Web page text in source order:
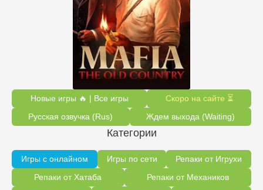
Новые игры 🔥 | Все игры
Скоро на сайте ⏳
Русская озвучка (Rus)
Ждем выхода (Waiting)
Категории
Игры с онлайном Игры по сети
Репаки от Игрухи
Репаки от Хатаба
Репаки от Механиков